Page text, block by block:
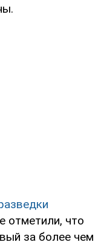
отметили, что
за более чем